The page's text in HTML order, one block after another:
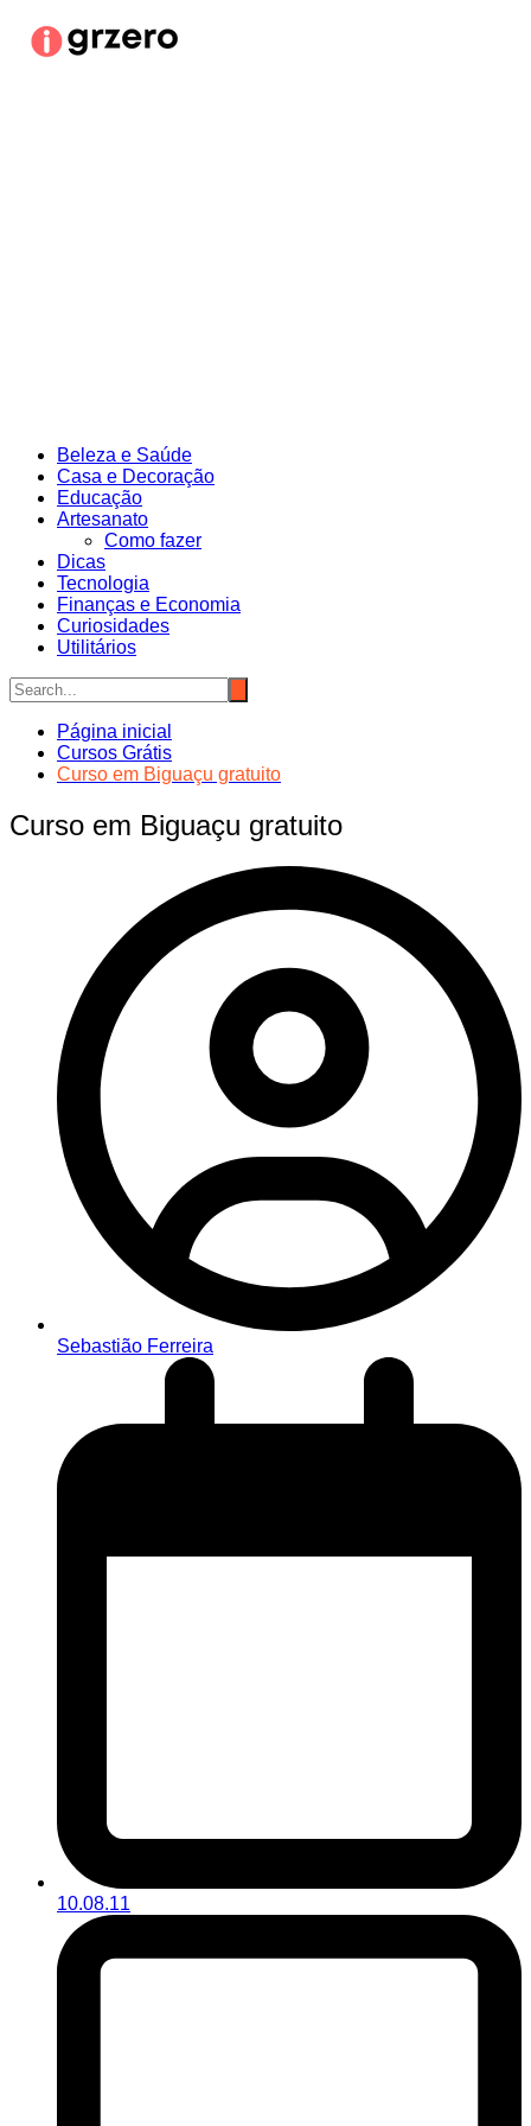
para
Beleza e Saúde
Casa e Decoração
Educação
Artesanato
Como fazer
Dicas
Tecnologia
Finanças e Economia
Curiosidades
Utilitários
Página inicial
Cursos Grátis
Curso em Biguaçu gratuito
Curso em Biguaçu gratuito
Sebastião Ferreira
10.08.11